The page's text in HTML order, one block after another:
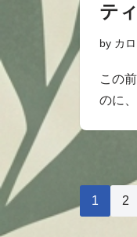
テ
by カロ
この
のに
1 2